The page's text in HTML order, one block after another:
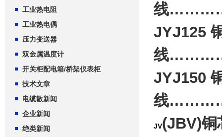
工业热电阻
工业热电偶
压力变送器
双金属温度计
开关柜配电箱/桥架仪表柜
技术文章
电缆散新闻
企业新闻
绝类新闻
线
JYJ125
线
JYJ150
线
JV(JBV)铜